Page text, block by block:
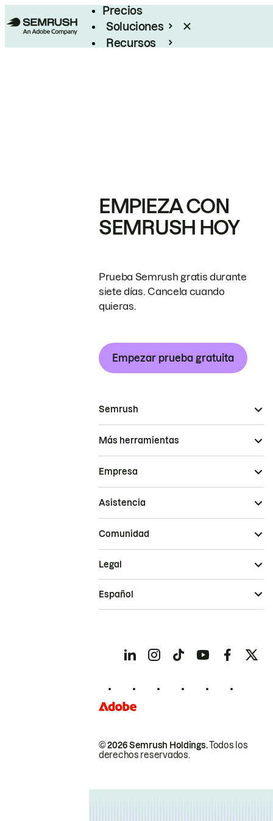
Precios
Soluciones
Recursos
EMPIEZA CON
SEMRUSH HOY
Prueba Semrush gratis durante
siete días. Cancela cuando
quieras.
Empezar prueba gratuita
Semrush
Más herramientas
Empresa
Asistencia
Comunidad
© 2026 Semrush Holdings.Todos los
derechos reservados.
Legal
Español